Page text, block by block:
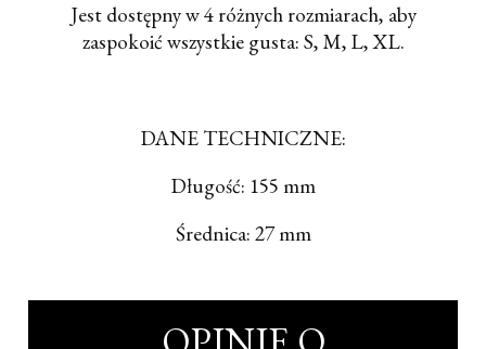
Jest dostępny w 4 różnych rozmiarach, aby
zaspokoić wszystkie gusta: S, M, L, XL.
DANE TECHNICZNE:
Długość: 155 mm
Średnica: 27 mm